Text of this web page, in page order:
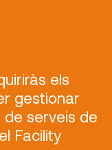
els
gestionar
serveis de
Facility